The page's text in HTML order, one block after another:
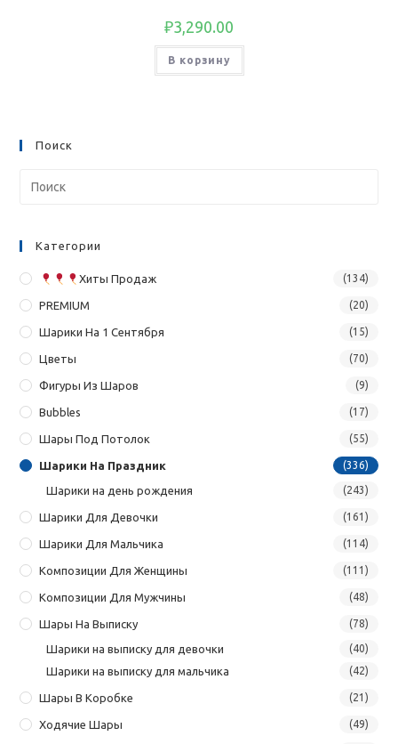
₽3,290.00
В корзину
Поиск
Категории
Хиты Продаж (134)
PREMIUM (20)
Шарики На 1 Сентября (15)
Цветы (70)
Фигуры Из Шаров (9)
Bubbles (17)
Шары Под Потолок (55)
Шарики На Праздник (336)
Шарики на день рождения (243)
Шарики Для Девочки (161)
Шарики Для Мальчика (114)
Композиции Для Женщины (111)
Композиции Для Мужчины (48)
Шары На Выписку (78)
Шарики на выписку для девочки (40)
Шарики на выписку для мальчика (42)
Шары В Коробке (21)
Ходячие Шары (49)